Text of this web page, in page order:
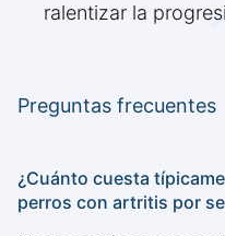
ralentizar la
Preguntas frecuentes
¿Cuánto cuesta
perros con artritis por